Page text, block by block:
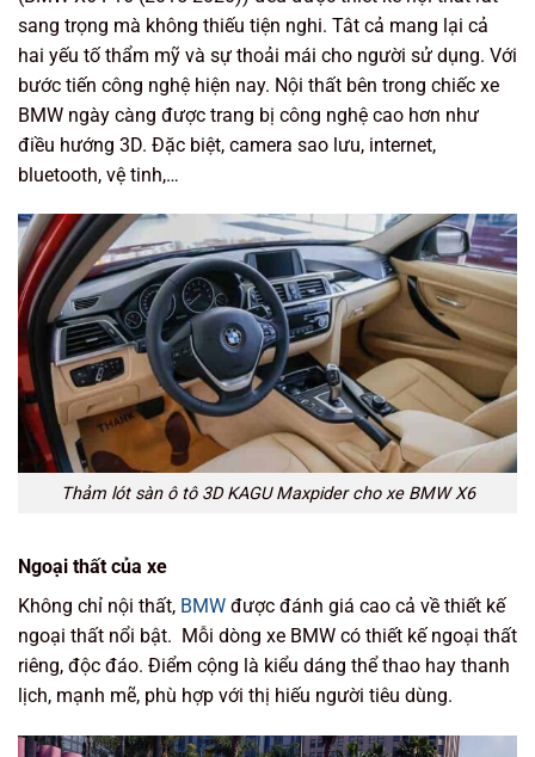
sang trọng mà không thiếu tiện nghi. Tât cả mang lại cả
hai yếu tố thẩm mỹ và sự thoải mái cho người sử dụng. Với
bước tiến công nghệ hiện nay. Nội thất bên trong chiếc xe
BMW ngày càng được trang bị công nghệ cao hơn như
điều hướng 3D. Đặc biệt, camera sao lưu, internet,
bluetooth, vệ tinh,…
Thảm lót sàn ô tô 3D KAGU Maxpider cho xe BMW X6
Ngoại thất của xe
Không chỉ nội thất, BMW được đánh giá cao cả về thiết kế
ngoại thất nổi bật. Mỗi dòng xe BMW có thiết kế ngoại thất
riêng, độc đáo. Điểm cộng là kiểu dáng thể thao hay thanh
lịch, mạnh mẽ, phù hợp với thị hiếu người tiêu dùng.